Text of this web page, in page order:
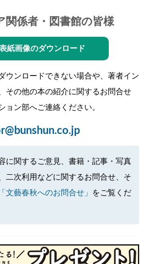
関係者・図書館の皆様
紙画像のダウンロード
ウンロードできない場合や、著者イン
その他の本の紹介に関するお問合せ
ョン部へご連絡ください。
に関するご意見、書籍・記事・写真
二次利用などに関するお問合せ、そ
「文藝春秋へのお問合せ」
をご覧くだ